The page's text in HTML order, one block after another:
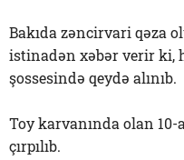
Bakıda zəncirvari qəza
istinadən xəbər verir ki,
şossesində qeydə alınıb.
Toy karvanında olan
çırpılıb.